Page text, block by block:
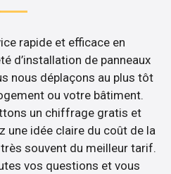
rapide et efficace en
d’installation de panneaux
nous déplaçons au plus tôt
ou votre bâtiment.
un chiffrage gratis et
une idée claire du coût de la
souvent du meilleur tarif.
vos questions et vous